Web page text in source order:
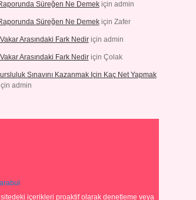
Süreğen Ne Demekiçin admin
Süreğen Ne Demekiçin Zafer
Arasındaki Fark Nediriçin admin
Arasındaki Fark Nediriçin Çolak
Sınavını Kazanmak Için Kaç Net Yapmak
admin
içerikleri proaktif olarak denetleme veya